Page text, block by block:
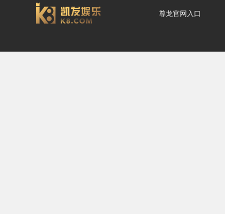
小学生科学常识-尊龙官
尊龙官网入口